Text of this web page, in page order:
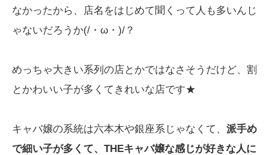
なかったから、店名をはじめて聞くって人も多いんじ
ゃないだろうか(/・ω・)/？
めっちゃ大きい系列の店とかではなさそうだけど、割
とかわいい子が多くてきれいな店です★
キャバ嬢の系統は六本木や銀座系じゃなくて、 派手め
で細い子が多くて、THEキャバ嬢な感じが好きな人に